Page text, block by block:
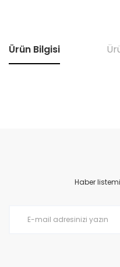
Ürün Bilgisi
Ürün resmi kalitesiz,
Ürün açıklamasında
Haber